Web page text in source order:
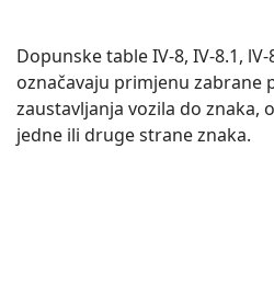
Dopunske table IV-8, IV-8.1, lV-
označavaju primjenu zabrane
zaustavljanja vozila do znaka,
jedne ili druge strane znaka.